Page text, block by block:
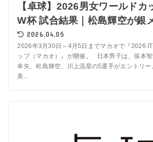
【卓球】2026男女ワールドカ
W杯 試合結果｜松島輝空が銀
2026.04.05
2026年3月30日～4月5日までマカオで『2026
ップ（マカオ）』が開催。 日本男子は、張本
幸矢、松島輝空、川上流星の5選手がエントリ
美...